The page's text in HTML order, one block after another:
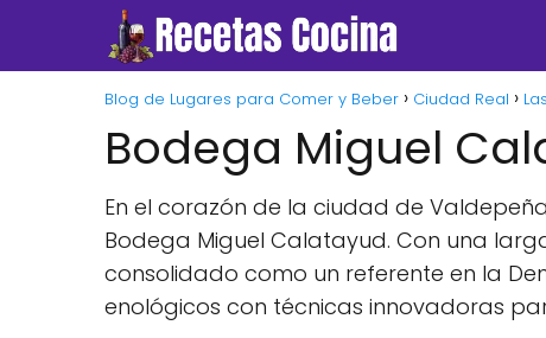
Blog de Lugares para Comer y Beber Ciudad Real
Bodega Miguel
En el corazón de la ciudad de
Bodega Miguel Calatayud. Con una
consolidado como un referente en la
enológicos con técnicas innovadoras